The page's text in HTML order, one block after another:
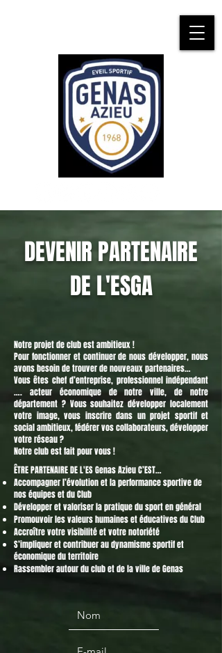
DEVENIR PARTENAIRE
DE L'ESGA
Notre projet de club est ambitieux !
Pour fonctionner et continuer de nous développer, nous
avons besoin de trouver de nouveaux partenaires…
Vous êtes chef d’entreprise, professionnel indépendant
…. acteur économique de notre ville, de notre
département ? Vous souhaitez développer localement
votre image, vous inscrire dans un projet sportif et
social ambitieux, fédérer vos collaborateurs, développer
votre réseau ?
Notre club est fait pour vous !
ÊTRE PARTENAIRE DE L'ES Genas Azieu C’EST…
Accompagner l’évolution et la performance sportive de
nos équipes et du Club
Développer et valoriser la pratique du sport en général
Promouvoir les valeurs humaines et éducatives du Club
Accroître votre visibilité et votre notoriété
S’impliquer et contribuer au dynamisme sportif et
économique du territoire
Rassembler autour du club et de la ville de Genas